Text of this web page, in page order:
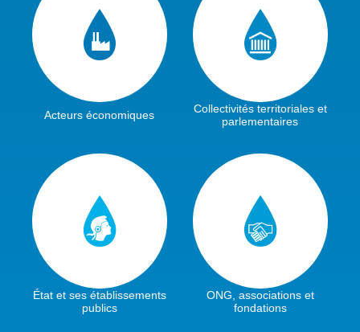
Acteurs économiques
Collectivités territoriales et
parlementaires
État et ses établissements
publics
ONG, associations et
fondations